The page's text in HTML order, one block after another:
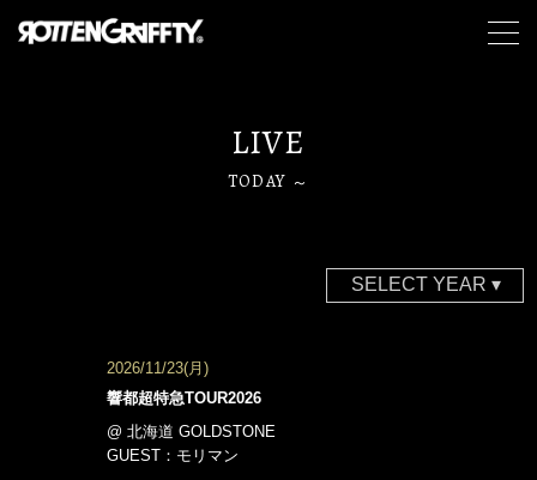
LIVE
TODAY ～
2026/11/23(月)
響都超特急TOUR2026
@ 北海道 GOLDSTONE
GUEST：モリマン